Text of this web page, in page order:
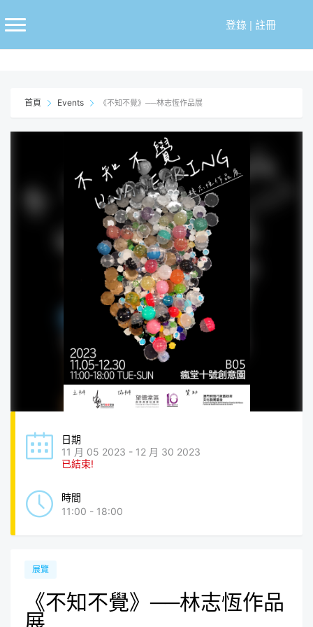
至
登錄| 註冊
首頁 Events 《不知不覺》──林志恆作品展
日期
11 月 05 2023 - 12 月 30 2023
已結束!
時間
11:00 - 18:00
展覽
《不知不覺》──林志恆作品
展